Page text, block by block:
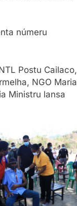
númeru
Postu Cailaco,
NGO Maria
Ministru lansa